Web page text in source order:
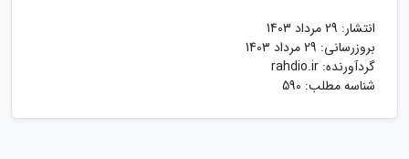
انتشار: 29 مرداد 1403
بروزرسانی: 29 مرداد 1403
گردآورنده: rahdio.ir
شناسه مطلب: 590